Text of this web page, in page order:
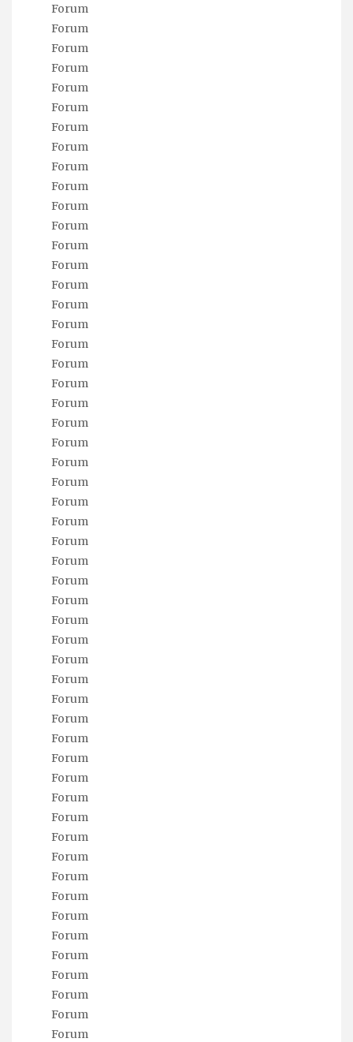
Forum
Forum
Forum
Forum
Forum
Forum
Forum
Forum
Forum
Forum
Forum
Forum
Forum
Forum
Forum
Forum
Forum
Forum
Forum
Forum
Forum
Forum
Forum
Forum
Forum
Forum
Forum
Forum
Forum
Forum
Forum
Forum
Forum
Forum
Forum
Forum
Forum
Forum
Forum
Forum
Forum
Forum
Forum
Forum
Forum
Forum
Forum
Forum
Forum
Forum
Forum
Forum
Forum